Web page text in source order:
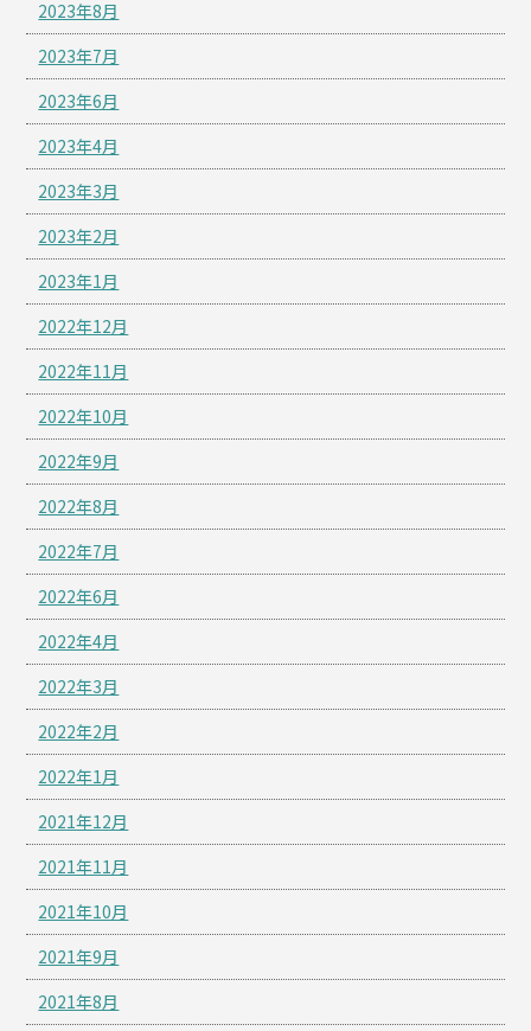
2023年8月
2023年7月
2023年6月
2023年4月
2023年3月
2023年2月
2023年1月
2022年12月
2022年11月
2022年10月
2022年9月
2022年8月
2022年7月
2022年6月
2022年4月
2022年3月
2022年2月
2022年1月
2021年12月
2021年11月
2021年10月
2021年9月
2021年8月